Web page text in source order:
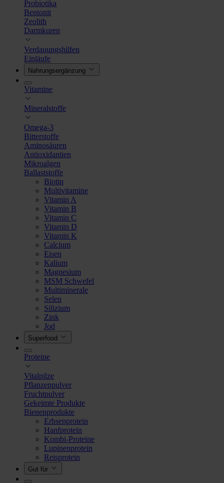
Probiotika
Bentonit
Zeolith
Darmkuren
Verdauungshilfen
Einläufe
Nahrungsergänzung
Vitamine
Mineralstoffe
Omega-3
Bitterstoffe
Aminosäuren
Antioxidantien
Mikroalgen
Ballaststoffe
Biotin
Multivitamine
Vitamin A
Vitamin B
Vitamin C
Vitamin D
Vitamin K
Calcium
Eisen
Kalium
Magnesium
MSM Schwefel
Multiminerale
Selen
Silizium
Zink
Jod
Superfood
Proteine
Vitalpilze
Pflanzenpulver
Fruchtpulver
Gekeimte Produkte
Bienenprodukte
Erbsenprotein
Hanfprotein
Kombi-Proteine
Lupinenprotein
Reisprotein
Gut für